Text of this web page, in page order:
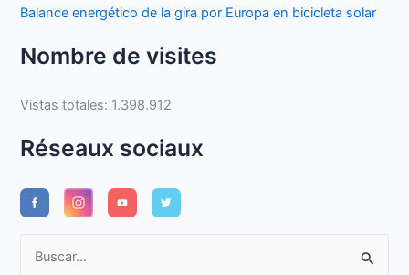
Balance energético de la gira por Europa en bicicleta solar
Nombre de visites
Vistas totales: 1.398.912
Réseaux sociaux